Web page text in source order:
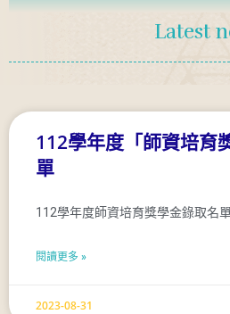
Latest
112學年度「師資培育
單
112學年度師資培育獎學金錄取名單
閱讀更多 »
2023-08-31